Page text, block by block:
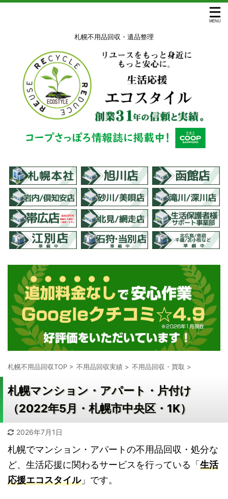
札幌不用品回収・遺品整理
札幌不用品回収TOP > 不用品回収実績 > 不用品回収・買取 >
札幌マンション・アパート・片付け
（2022年5月・札幌市中央区・1K）
2026年7月1日
札幌でマンション・アパートの不用品回収・処分な
ど、生活応援に関わるサービスを行っている「 生活
応援エコスタイル」です。